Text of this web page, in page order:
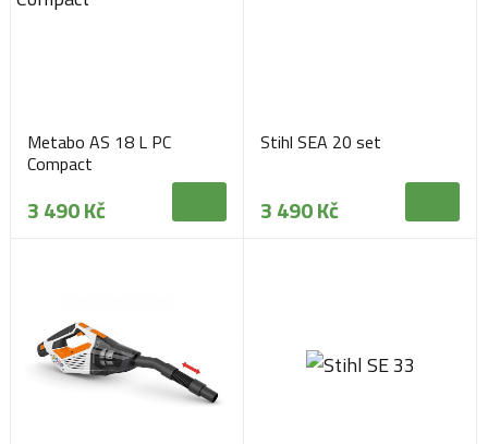
Metabo AS 18 L PC
Compact
3 490 Kč
Stihl SEA 20 set
3 490 Kč